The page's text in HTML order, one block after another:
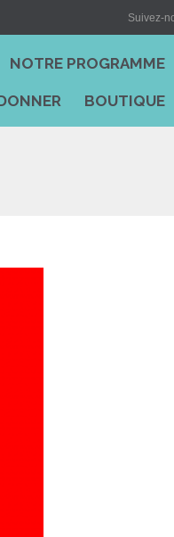
Suivez-
NOTRE PROGRAMME
BOUTIQUE